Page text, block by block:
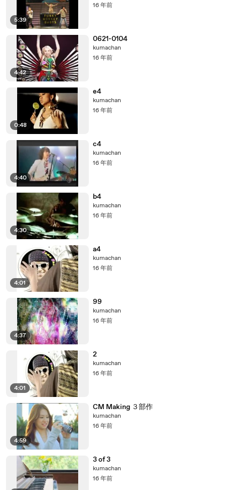
5:39
16 年前
4:42
0621-0104
kumachan
16 年前
0:48
e4
kumachan
16 年前
4:40
c4
kumachan
16 年前
4:30
b4
kumachan
16 年前
4:01
a4
kumachan
16 年前
4:37
99
kumachan
16 年前
4:01
2
kumachan
16 年前
4:59
CM Making ３部作
kumachan
16 年前
3 of 3
kumachan
16 年前